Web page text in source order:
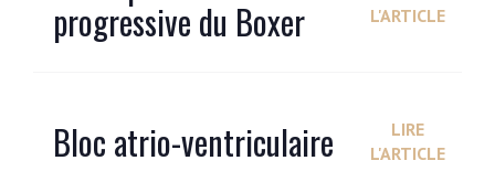
progressive du Boxer
L'ARTICLE
Bloc atrio-ventriculaire
LIRE
L'ARTICLE